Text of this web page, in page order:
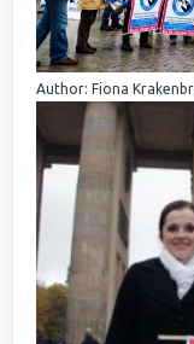
Author: Fiona